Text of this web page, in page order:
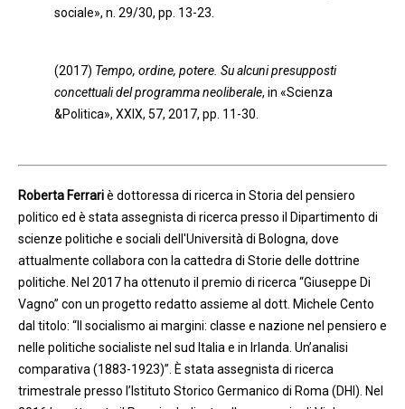
sociale», n. 29/30, pp. 13-23.
(2017) Tempo, ordine, potere. Su alcuni presupposti
concettuali del programma neoliberale, in «Scienza
&Politica», XXIX, 57, 2017, pp. 11-30.
Roberta Ferrariè dottoressa di ricerca in Storia del pensiero
politico ed è stata assegnista di ricerca presso il Dipartimento di
scienze politiche e sociali dell'Università di Bologna, dove
attualmente collabora con la cattedra di Storie delle dottrine
politiche. Nel 2017 ha ottenuto il premio di ricerca “Giuseppe Di
Vagno” con un progetto redatto assieme al dott. Michele Cento
dal titolo: “Il socialismo ai margini: classe e nazione nel pensiero e
nelle politiche socialiste nel sud Italia e in Irlanda. Un’analisi
comparativa (1883-1923)”. È stata assegnista di ricerca
trimestrale presso l’Istituto Storico Germanico di Roma (DHI). Nel